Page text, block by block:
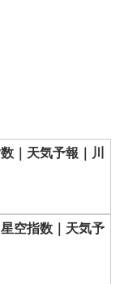
｜天気予報｜川
空指数｜天気予